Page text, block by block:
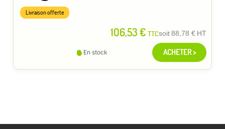
106,53 € TTCsoit88,78 € HT
Livraison offerte
En stock ACHETER >